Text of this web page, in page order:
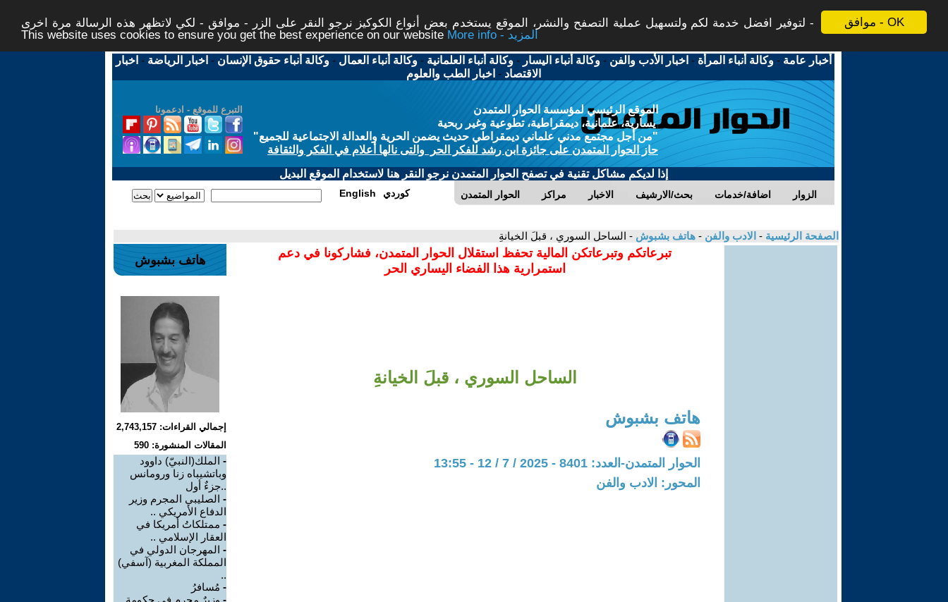
موافق - OK
لتوفير افضل خدمة لكم ولتسهيل عملية التصفح والنشر، الموقع يستخدم بعض أنواع الكوكيز نرجو النقر على الزر - موافق - لكي لاتظهر هذه الرسالة مرة اخرى -
This website uses cookies to ensure you get the best experience on our website
More info - المزيد
أخبار عامة -وكالة أنباء المرأة - اخبار الأدب والفن -وكالة أنباء اليسار -وكالة أنباء العلمانية -وكالة أنباء العمال -وكالة أنباء حقوق الإنسان - اخبار الرياضة - اخبار
الاقتصاد - اخبار الطب والعلوم
التبرع للموقع - ادعمونا
الموقع الرئيسي لمؤسسة الحوار المتمدن
يسارية، علمانية، ديمقراطية، تطوعية وغير ربحية
"من أجل مجتمع مدني علماني ديمقراطي حديث يضمن الحرية والعدالة الاجتماعية للجميع"
حاز الحوار المتمدن على جائزة ابن رشد للفكر الحر والتى نالها أعلام في الفكر والثقافة
إذا لديكم مشاكل تقنية في تصفح الحوار المتمدن نرجو النقر هنا لاستخدام الموقع البديل
الحوار المتمدن مراكز الاخبار بحث/الارشيف اضافة/خدمات الزوار English كوردي
الصفحة الرئيسية - الادب والفن - هاتف بشبوش - الساحل السوري ، قبلَ الخيانةِ
تبرعاتكم وتبرعاتكن المالية تحفظ استقلال الحوار المتمدن، فشاركونا في دعم
استمرارية هذا الفضاء اليساري الحر
الساحل السوري ، قبلَ الخيانةِ
هاتف بشبوش
الحوار المتمدن-العدد: 8401 - 2025 / 7 / 12 - 13:55
المحور: الادب والفن
هاتف بشبوش
إجمالي القراءات: 2,743,157
المقالات المنشورة: 590
- الملك(النبيّ) داوود
وباتشيباه زنا ورومانس
..جزءٌ أول
- الصليبي المجرم وزير
الدفاع الأمريكي ..
- ممتلكاتُ أمريكا في
العقار الإسلامي ..
- المهرجان الدولي في
المملكة المغربية (آسفي)
..
- مُسافرُ
- وزيرٌ مجرم في حكومة